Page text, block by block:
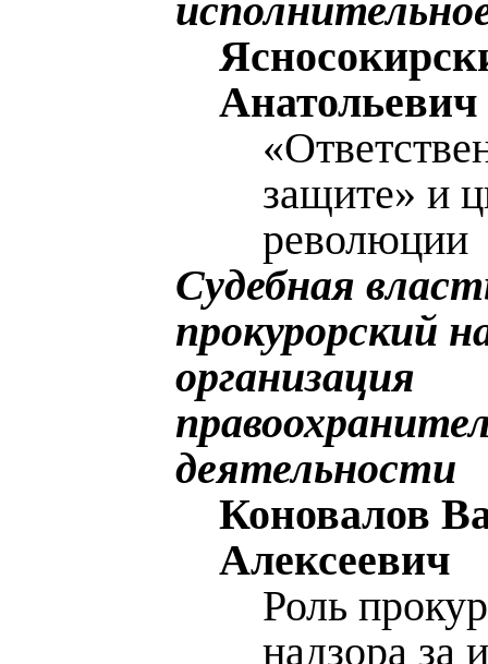
Анатольевич
защите» и
революции
Судебная
прокурорский
организация
деятельности
Коновалов
Алексеевич
Роль
надзора за